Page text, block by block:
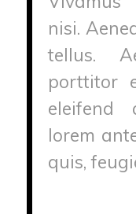
nisi.
tellus.
porttitor
eleifend
lorem
quis,